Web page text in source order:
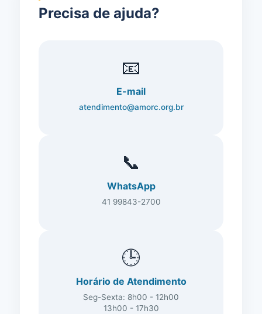
Precisa de ajuda?
📧
E-mail
atendimento@amorc.org.br
📞
WhatsApp
41 99843-2700
🕒
Horário de Atendimento
Seg-Sexta: 8h00 - 12h00
13h00 - 17h30